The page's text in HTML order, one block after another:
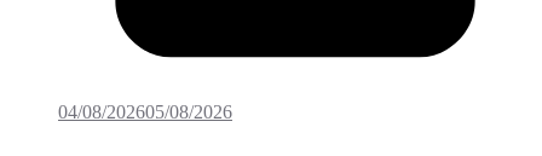
04/08/202605/08/2026